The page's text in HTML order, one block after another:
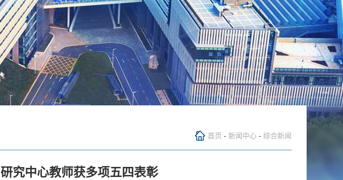
首页 - 新闻中心 - 综合新闻
研究中心教师获多项五四表彰